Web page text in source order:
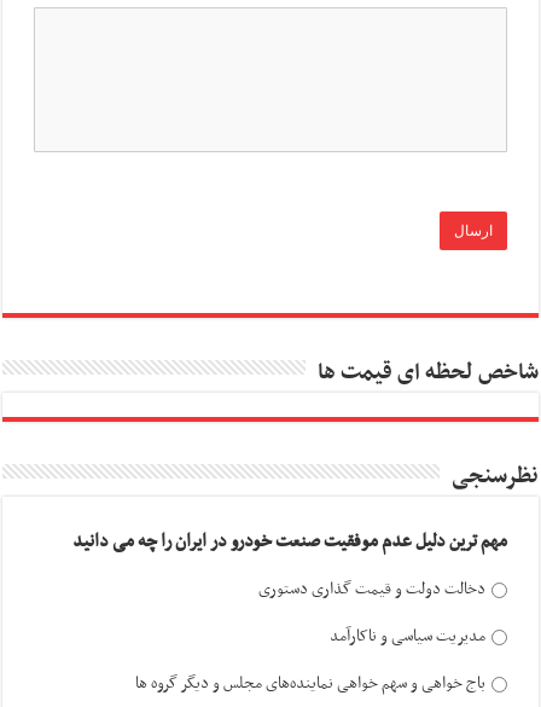
شاخص لحظه ای قیمت ها
نظرسنجی
مهم ترین دلیل عدم موفقیت صنعت خودرو در ایران را چه می دانید
دخالت دولت و قیمت گذاری دستوری
مدیریت سیاسی و ناکارآمد
باج خواهی و سهم خواهی نماینده‌های مجلس و دیگر گروه ها